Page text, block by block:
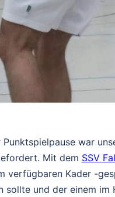
war
Mit dem SSV
verfügbaren Kader -
sollte und der einem